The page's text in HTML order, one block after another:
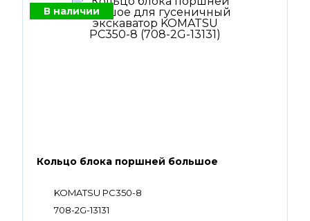
В наличии
Кольцо блока поршней большое
KOMATSU PC350-8
708-2G-13131